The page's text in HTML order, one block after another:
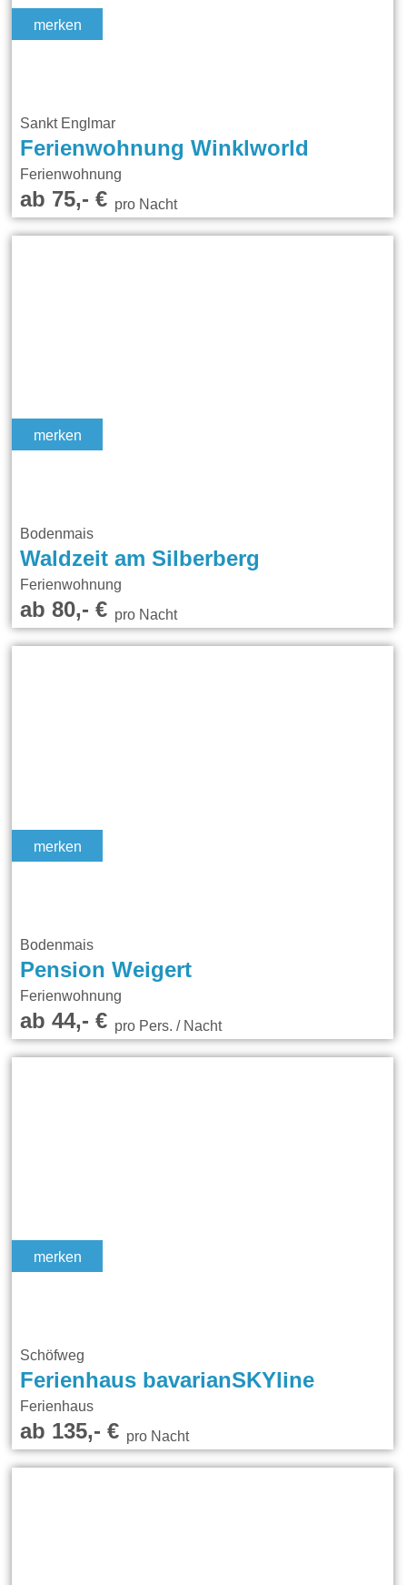
merken
Sankt Englmar
Ferienwohnung Winklworld
Ferienwohnung
ab 75,- €pro Nacht
merken
Bodenmais
Waldzeit am Silberberg
Ferienwohnung
ab 80,- €pro Nacht
merken
Bodenmais
Pension Weigert
Ferienwohnung
ab 44,- €pro Pers. / Nacht
merken
Schöfweg
Ferienhaus bavarianSKYline
Ferienhaus
ab 135,- €pro Nacht